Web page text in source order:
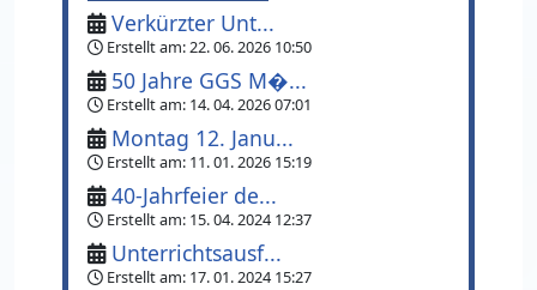
Verkürzter Unt...
Erstellt am:22. 06. 2026 10:50
50 Jahre GGS M�...
Erstellt am: 14. 04. 2026 07:01
Montag 12. Janu...
Erstellt am: 11. 01. 2026 15:19
40-Jahrfeier de...
Erstellt am: 15. 04. 2024 12:37
Unterrichtsausf...
Erstellt am: 17. 01. 2024 15:27